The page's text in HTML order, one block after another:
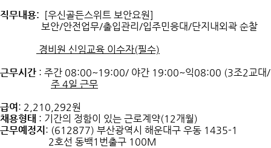
직무내용: [우신골든스위트 보안요원]
보안/안전업무/출입관리/입주민응대/단지내외곽 순찰
경비원 신임교육 이수자(필수)
근무시간 : 주간 08:00~19:00/ 야간 19:00~익08:00 (3조2교대/
주 4일 근무
급여 : 2,210,292원
채용형태 : 기간의 정함이 있는 근로계약(12개월)
근무예정지 : (612877) 부산광역시 해운대구 우동 1435-1
2호선 동백1번출구 100M